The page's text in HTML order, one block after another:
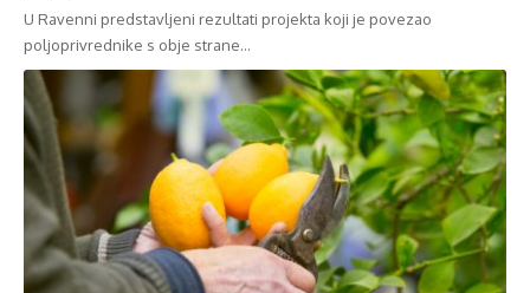
U Ravenni predstavljeni rezultati projekta koji je povezao
poljoprivrednike s obje strane…